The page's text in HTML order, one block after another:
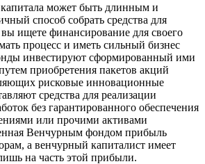
может быть длинным и
способ собрать средства для
ищете финансирование для своего
процесс и иметь сильный бизнес
инвестируют сформированный ими
приобретения пакетов акций
рисковые инновационные
средства для реализации
без гарантированного обеспечения
или прочими активами
Венчурным фондом прибыль
а венчурный капиталист имеет
на часть этой прибыли.